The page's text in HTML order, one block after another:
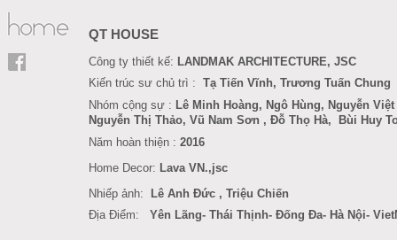
QT HOUSE
Công ty thiết kế: LANDMAK ARCHITECTURE, JSC
Kiến trúc sư chủ trì : Tạ Tiến Vĩnh, Trương Tuấn Chung
Nhóm cộng sự : Lê Minh Hoàng, Ngô Hùng, Nguyễn
Nguyễn Thị Thảo, Vũ Nam Sơn , Đỗ Thọ Hà,
Bùi Huy
Năm hoàn thiện : 2016
Home Decor: Lava VN.,jsc
Nhiếp ảnh:
Lê Anh Đức , Triệu Chiến
Địa Điểm: Yên Lãng- Thái Thịnh- Đống Đa- Hà Nội-